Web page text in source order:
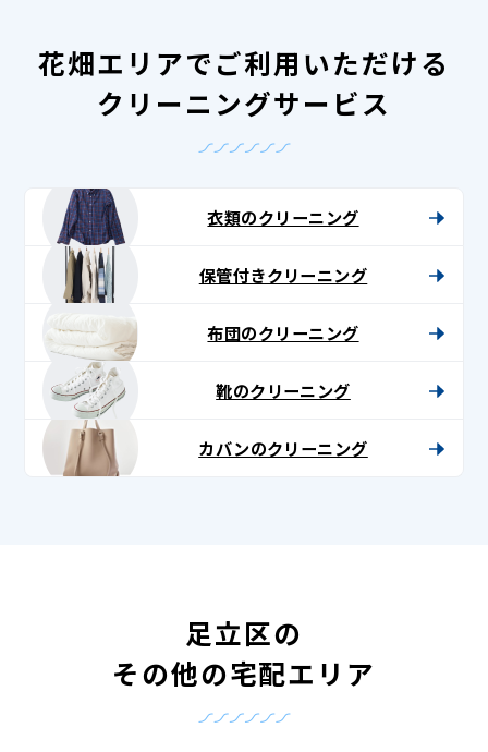
花畑エリアでご利用いただける
クリーニングサービス
衣類のクリーニング
保管付きクリーニング
布団のクリーニング
靴のクリーニング
カバンのクリーニング
足立区の
その他の宅配エリア